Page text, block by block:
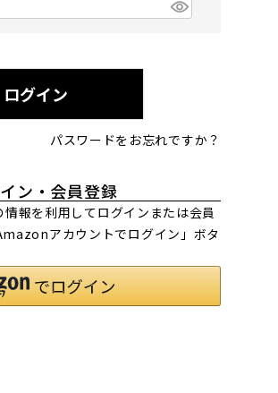
ログイン
パスワードをお忘れですか？
ン・会員登録
報を利用してログインまたは会員
アカウントでログイン」ボタ